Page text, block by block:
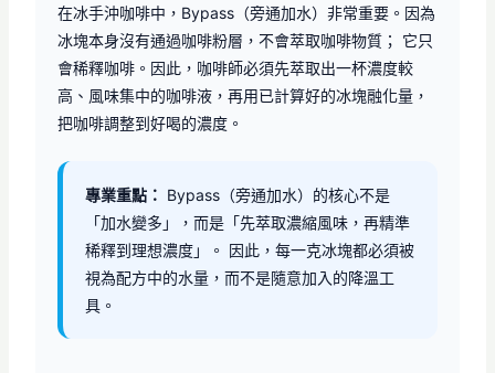
在冰手沖咖啡中，Bypass（旁通加水）非常重要。因為
冰塊本身沒有通過咖啡粉層，不會萃取咖啡物質； 它只
會稀釋咖啡。因此，咖啡師必須先萃取出一杯濃度較
高、風味集中的咖啡液，再用已計算好的冰塊融化量，
把咖啡調整到好喝的濃度。
專業重點： Bypass（旁通加水）的核心不是
「加水變多」，而是「先萃取濃縮風味，再精準
稀釋到理想濃度」。 因此，每一克冰塊都必須被
視為配方中的水量，而不是隨意加入的降溫工
具。